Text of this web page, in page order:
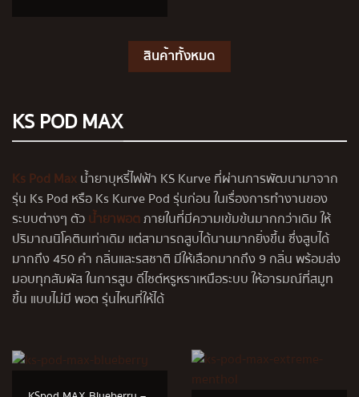
สินค้าทั้งหมด
KS POD MAX
Ks Pod Maxน้ำยาบุหรี่ไฟฟ้า KS Kurve ที่ผ่านการพัฒนามาจาก
รุ่น Ks Pod หรือKs Kurve Podรุ่นก่อน ในเรื่องการทำงานของ
ระบบต่างๆ ตัวน้ำยาพอตภายในที่มีความเข้มข้นมากกว่าเดิม ให้
ปริมาณนิโคตินเท่าเดิม แต่สามารถสูบได้นานมากยิ่งขึ้น ซึ่งสูบได้
มากถึง 450 คำ กลิ่นและรสชาติ มีให้เลือกมากถึง 9 กลิ่น พร้อมส่ง
มอบทุกสัมผัส ในการสูบ ดีไซต์หรูหราเหนือระบบ ให้อารมณ์ที่สมูท
ขึ้น แบบไม่มี พอต รุ่นไหนที่ให้ได้